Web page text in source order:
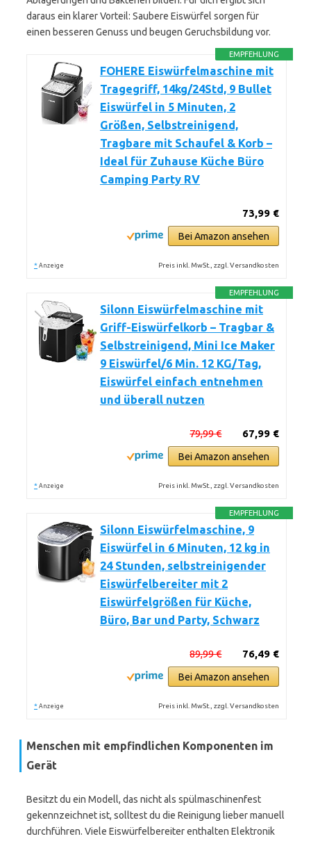
daraus ein klarer Vorteil: Saubere Eiswürfel sorgen für
einen besseren Genuss und beugen Geruchsbildung vor.
EMPFEHLUNG
FOHERE Eiswürfelmaschine mit
Tragegriff, 14kg/24Std, 9 Bullet
Eiswürfel in 5 Minuten, 2
Größen, Selbstreinigend,
Tragbare mit Schaufel & Korb –
Ideal für Zuhause Küche Büro
Camping Party RV
73,99 €
Bei Amazon ansehen
* Anzeige Preis inkl. MwSt., zzgl. Versandkosten
EMPFEHLUNG
Silonn Eiswürfelmaschine mit
Griff-Eiswürfelkorb – Tragbar &
Selbstreinigend, Mini Ice Maker
9 Eiswürfel/6 Min. 12 KG/Tag,
Eiswürfel einfach entnehmen
und überall nutzen
67,99 €
79,99 €
Bei Amazon ansehen
* Anzeige Preis inkl. MwSt., zzgl. Versandkosten
EMPFEHLUNG
Silonn Eiswürfelmaschine, 9
Eiswürfel in 6 Minuten, 12 kg in
24 Stunden, selbstreinigender
Eiswürfelbereiter mit 2
Eiswürfelgrößen für Küche,
Büro, Bar und Party, Schwarz
76,49 €
89,99 €
Bei Amazon ansehen
* Anzeige Preis inkl. MwSt., zzgl. Versandkosten
Menschen mit empfindlichen Komponenten im
Gerät
Besitzt du ein Modell, das nicht als spülmaschinenfest
gekennzeichnet ist, solltest du die Reinigung lieber manuell
durchführen. Viele Eiswürfelbereiter enthalten Elektronik